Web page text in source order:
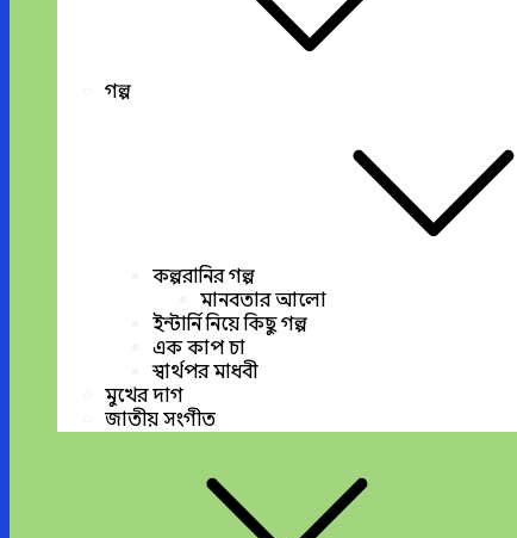
গল্প
কল্পরানির গল্প
মানবতার আলো
ইন্টার্নি নিয়ে কিছু গল্প
এক কাপ চা
স্বার্থপর মাধবী
মুখের দাগ
জাতীয় সংগীত